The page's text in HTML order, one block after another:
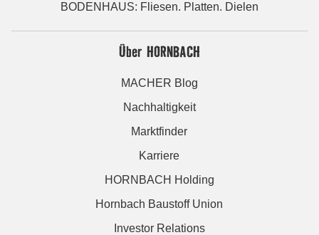
BODENHAUS: Fliesen. Platten. Dielen
Über HORNBACH
MACHER Blog
Nachhaltigkeit
Marktfinder
Karriere
HORNBACH Holding
Hornbach Baustoff Union
Investor Relations